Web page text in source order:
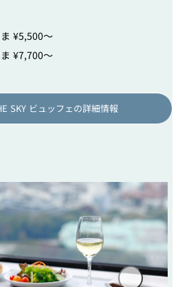
¥5,500～
¥7,700～
SKY ビュッフェの詳細情報